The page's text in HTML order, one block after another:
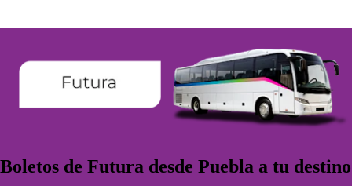
Boletos de Futura desde Puebla a tu destino